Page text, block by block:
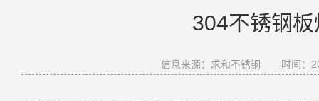
304不锈钢
信息来源：求和不锈钢 时间：